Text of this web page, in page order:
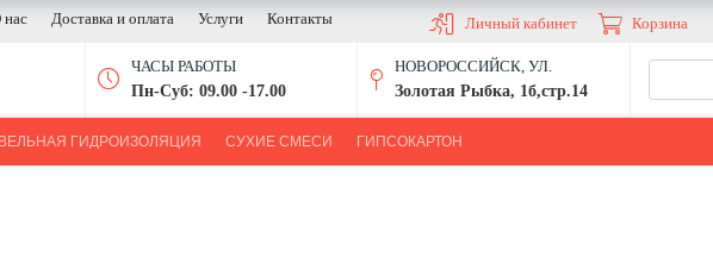
нас Доставка и оплата Услуги Контакты Личный кабинет Корзина
ЧАСЫ РАБОТЫ
Пн-Суб: 09.00 -17.00
НОВОРОССИЙСК, УЛ.
Золотая Рыбка, 1б,стр.14
ГИДРОИЗОЛЯЦИЯ СУХИЕ СМЕСИ ГИПСОКАРТОН